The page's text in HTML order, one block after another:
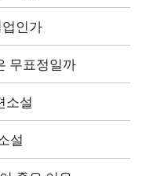
인가
무표정일까
소설
설